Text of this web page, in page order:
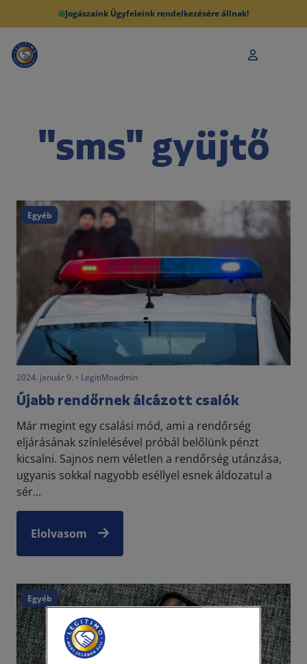
Jogászaink Ügyfeleink rendelkezésére állnak!
"sms" gyüjtő
Egyéb
2024. január 9. • LegitiMoadmin
Újabb rendőrnek álcázott csalók
Már megint egy csalási mód, ami a rendőrség
eljárásának színlelésével próbál belőlünk pénzt
kicsalni. Sajnos nem véletlen a rendőrség utánzása,
ugyanis sokkal nagyobb eséllyel esnek áldozatul a
sér...
Elolvasom
Egyéb